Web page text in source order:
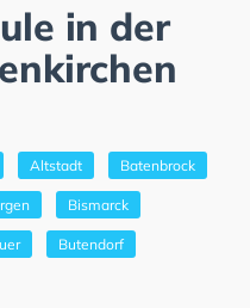
in der
Altstadt Batenbrock
Bismarck
Butendorf